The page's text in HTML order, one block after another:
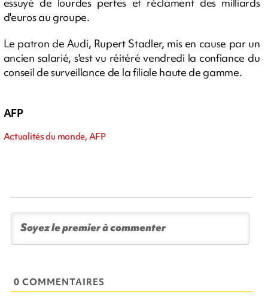
d'euros au groupe.
Le patron de Audi, Rupert Stadler, mis en cause par un
ancien salarié, s'est vu réitéré vendredi la confiance du
conseil de surveillance de la filiale haute de gamme.
AFP
Actualités du monde, AFP
0 COMMENTAIRES